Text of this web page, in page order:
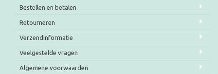
Bestellen en betalen
Retourneren
Verzendinformatie
Veelgestelde vragen
Algemene voorwaarden